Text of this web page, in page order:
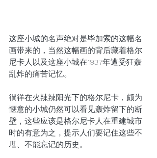
这座小城的名声绝对是毕加索的这幅名
画带来的，当然这幅画的背后藏着格尔
尼卡人以及这座小城在1937年遭受狂轰
乱炸的痛苦记忆。
徜徉在火辣辣阳光下的格尔尼卡，颇为
惬意的小城仍然可以看见轰炸留下的断
壁，这些应该是格尔尼卡人在重建城市
时的有意为之，提示人们要记住这些不
堪、不能忘记的历史。